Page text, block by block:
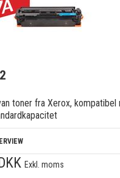
toner fra Xerox,
Exkl. moms